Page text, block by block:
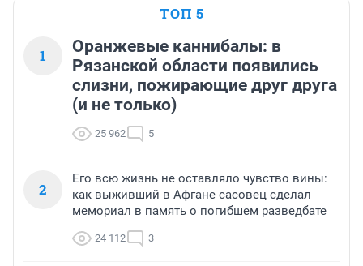
ТОП 5
1
Оранжевые каннибалы: в
Рязанской области появились
слизни, пожирающие друг друга
(и не только)
25 962 5
2
Его всю жизнь не оставляло чувство вины:
как выживший в Афгане сасовец сделал
мемориал в память о погибшем разведбате
24 112 3